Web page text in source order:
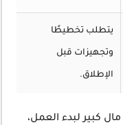
يتطلب تخطيطًا
وتجهيزات قبل
الإطلاق.
كبير لبدء العمل،